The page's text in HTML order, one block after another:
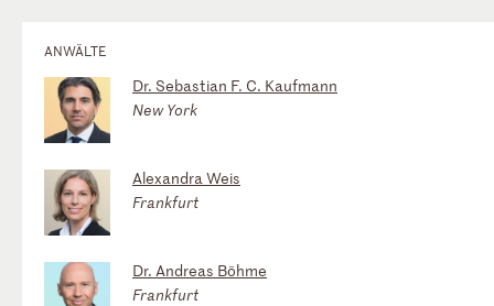
ANWÄLTE
Dr. Sebastian F. C. Kaufmann
New York
Alexandra Weis
Frankfurt
Dr. Andreas Böhme
Frankfurt